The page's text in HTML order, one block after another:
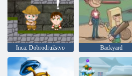
Inca: Dobrodružstvo Backyard